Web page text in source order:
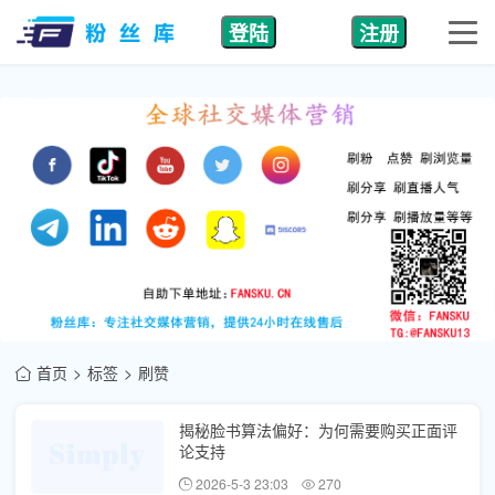
登陆 注册
首页 标签 刷赞
揭秘脸书算法偏好：为何需要购买正面评
论支持
2026-5-3 23:03 270